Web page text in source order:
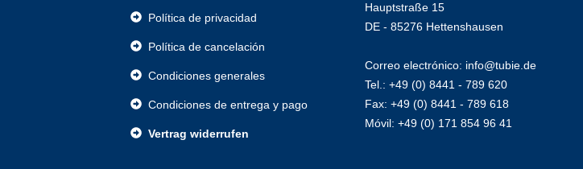
Política de privacidad
Política de cancelación
Condiciones generales
Condiciones de entrega y pago
Vertrag widerrufen
Hauptstraße 15
DE - 85276 Hettenshausen
Correo electrónico: info@tubie.de
Tel.: +49 (0) 8441 - 789 620
Fax: +49 (0) 8441 - 789 618
Móvil: +49 (0) 171 854 96 41